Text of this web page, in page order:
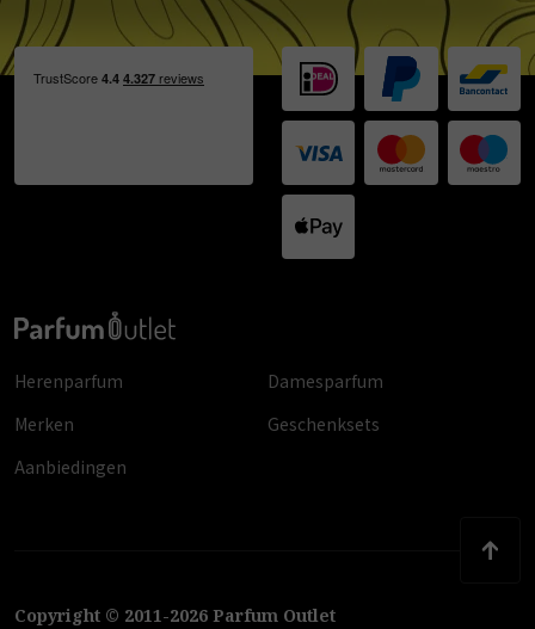
Herenparfum
Damesparfum
Merken
Geschenksets
Aanbiedingen
Copyright © 2011-2026 Parfum Outlet